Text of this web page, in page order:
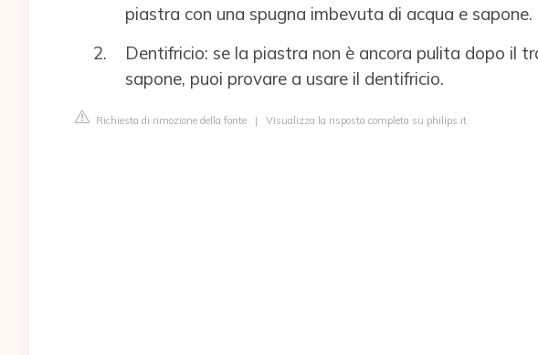
piastra con una spugna imbevuta di acqua e sapone.
Dentifricio: se la piastra non è ancora pulita dopo il
sapone, puoi provare a usare il dentifricio.
Richiesta di rimozione della fonte | Visualizza la risposta completa su philips.it